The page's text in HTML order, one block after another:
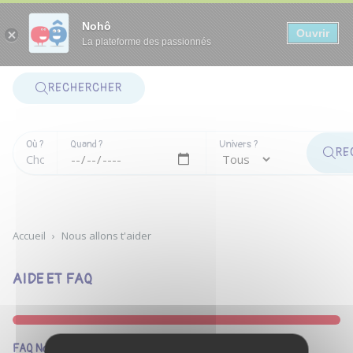
Nohô
La plateforme des passionnés
Ouvrir
RECHERCHER
Où ? Quand ? Univers ?
Accueil › Nous allons t'aider
AIDE ET FAQ
FAQ Nomades
Panneau de gestion des cookies